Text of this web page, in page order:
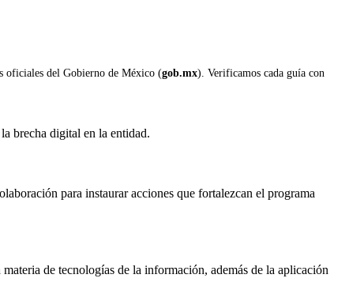
oficiales del Gobierno de México (gob.mx). Verificamos cada guía con
brecha digital en la entidad.
para instaurar acciones que fortalezcan el programa
de tecnologías de la información, además de la aplicación